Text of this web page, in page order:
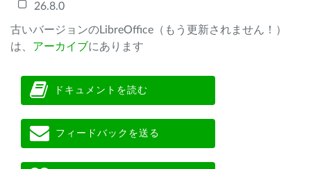
26.8.0
古いバージョンのLibreOffice（もう更新されません！）
は、 アーカイブにあります
ドキュメントを読む
フィードバックを送る